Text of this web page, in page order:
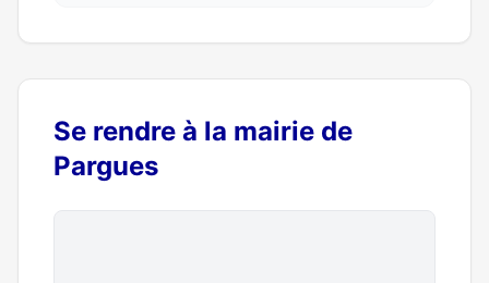
Se rendre à la mairie de
Pargues